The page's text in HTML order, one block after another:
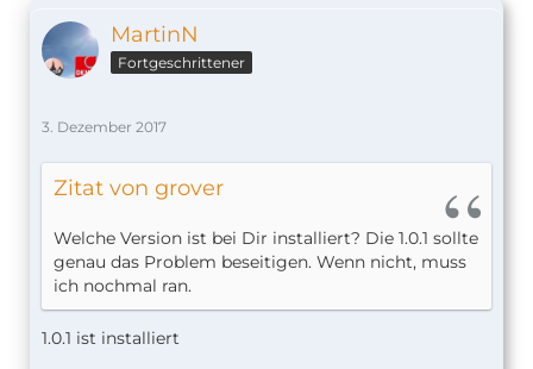
MartinN
Fortgeschrittener
3. Dezember 2017
Zitat von grover
Welche Version ist bei Dir installiert? Die 1.0.1 sollte
genau das Problem beseitigen. Wenn nicht, muss
ich nochmal ran.
1.0.1 ist installiert